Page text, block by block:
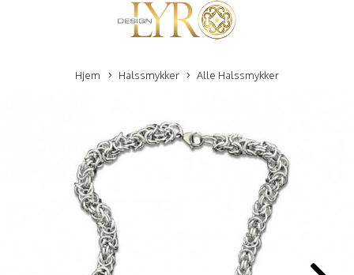
Hjem Halssmykker Alle Halssmykker